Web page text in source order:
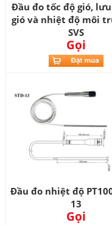
Đầu đo tốc độ gió,
gió và nhiệt độ môi
SVS
Gọi
Đầu đo nhiệt độ
13
Gọi